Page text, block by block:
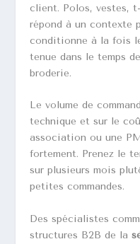
client. Polos, vestes,
répond à un contexte
conditionne à la fois
tenue dans le temps
broderie.
Le volume de
technique et sur le
association ou une
fortement. Prenez le
sur plusieurs mois
petites commandes.
Des spécialistes
structures B2B de la